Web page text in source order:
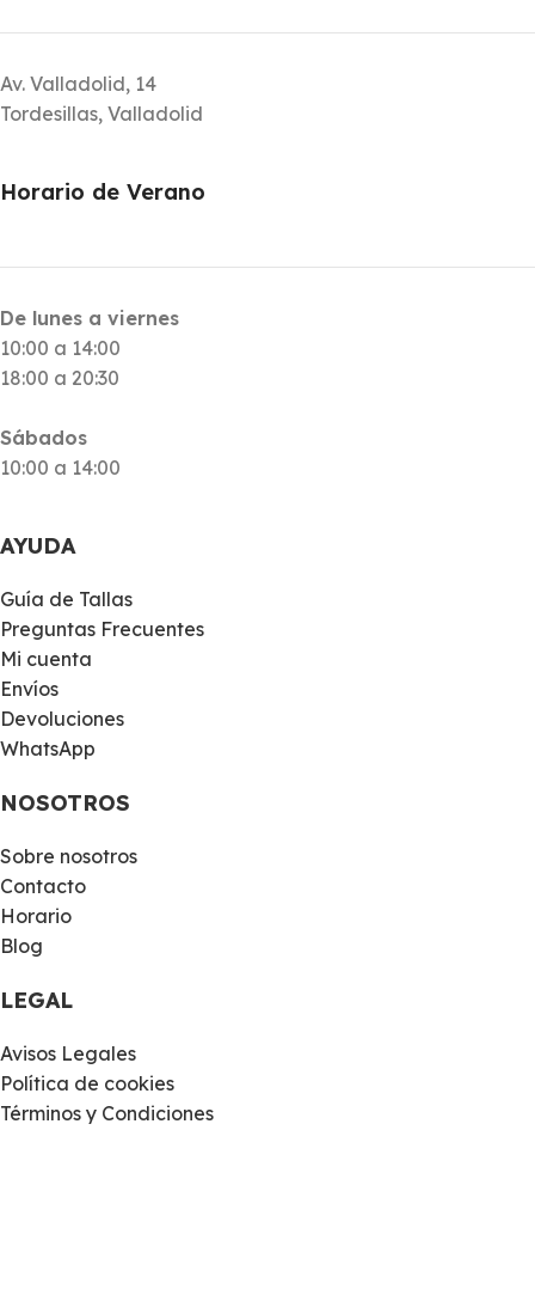
Av. Valladolid, 14
Tordesillas, Valladolid
Horario de Verano
De lunes a viernes
10:00 a 14:00
18:00 a 20:30
Sábados
10:00 a 14:00
AYUDA
Guía de Tallas
Preguntas Frecuentes
Mi cuenta
Envíos
Devoluciones
WhatsApp
NOSOTROS
Sobre nosotros
Contacto
Horario
Blog
LEGAL
Avisos Legales
Política de cookies
Términos y Condiciones